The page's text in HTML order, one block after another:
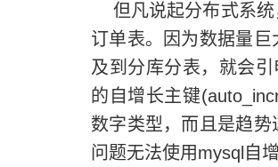
但凡说起分布式系统
订单表。因为数据量
及到分库分表，就会
的自增长主键
数字类型，而且是趋
问题无法使用mysql自